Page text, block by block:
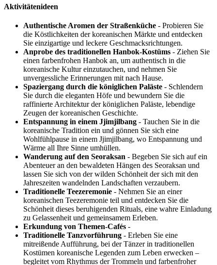
Aktivitätenideen
Authentische Aromen der Straßenküche - Probieren Sie
die Köstlichkeiten der koreanischen Märkte und entdecken
Sie einzigartige und leckere Geschmacksrichtungen.
Anprobe des traditionellen Hanbok-Kostüms - Ziehen Sie
einen farbenfrohen Hanbok an, um authentisch in die
koreanische Kultur einzutauchen, und nehmen Sie
unvergessliche Erinnerungen mit nach Hause.
Spaziergang durch die königlichen Paläste - Schlendern
Sie durch die eleganten Höfe und bewundern Sie die
raffinierte Architektur der königlichen Paläste, lebendige
Zeugen der koreanischen Geschichte.
Entspannung in einem Jjimjilbang - Tauchen Sie in die
koreanische Tradition ein und gönnen Sie sich eine
Wohlfühlpause in einem Jjimjilbang, wo Entspannung und
Wärme all Ihre Sinne umhüllen.
Wanderung auf den Seoraksan - Begeben Sie sich auf ein
Abenteuer an den bewaldeten Hängen des Seoraksan und
lassen Sie sich von der wilden Schönheit der sich mit den
Jahreszeiten wandelnden Landschaften verzaubern.
Traditionelle Teezeremonie - Nehmen Sie an einer
koreanischen Teezeremonie teil und entdecken Sie die
Schönheit dieses beruhigenden Rituals, eine wahre Einladung
zu Gelassenheit und gemeinsamem Erleben.
Erkundung von Themen-Cafés -
Traditionelle Tanzvorführung - Erleben Sie eine
mitreißende Aufführung, bei der Tänzer in traditionellen
Kostümen koreanische Legenden zum Leben erwecken –
begleitet vom Rhythmus der Trommeln und farbenfroher